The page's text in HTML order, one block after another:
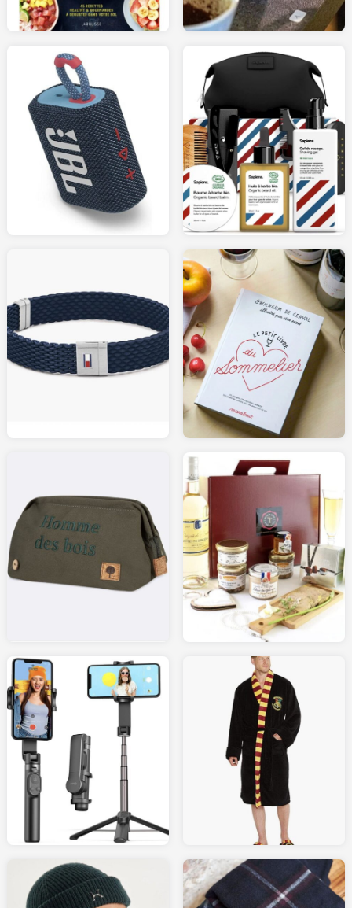
55.00
AMAZON.fr
59.00
AMAZON.fr
40.00
22.90
AMAZON.fr
40.00
FAGUO-STORE.com
21.99
AMAZON.fr
59.00
AMAZON.fr
45.00
AMAZON.fr